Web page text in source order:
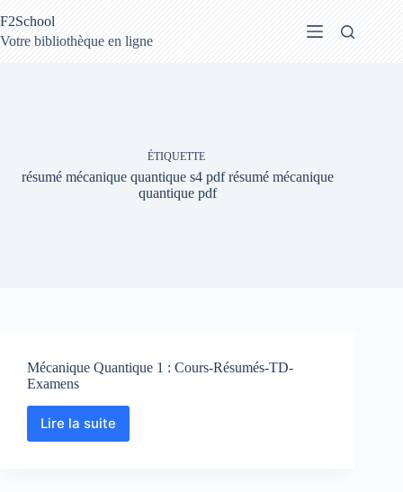
au
contenu
F2School
Votre bibliothèque en ligne
ÉTIQUETTE
résumé mécanique quantique s4 pdf résumé mécanique
quantique pdf
Mécanique Quantique 1 : Cours-Résumés-TD-
Examens
Lire la suite
Mécanique